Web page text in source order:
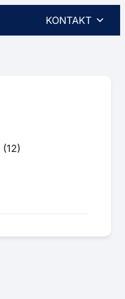
KONTAKT
(12)